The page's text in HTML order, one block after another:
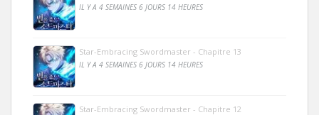
IL Y A 4 SEMAINES 6 JOURS 14 HEURES
Star-Embracing Swordmaster - Chapitre 13
IL Y A 4 SEMAINES 6 JOURS 14 HEURES
Star-Embracing Swordmaster - Chapitre 12